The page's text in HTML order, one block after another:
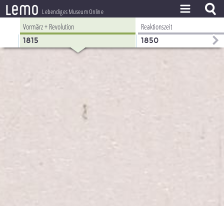
lemo Lebendiges Museum Online
ZEITSTRAHL
THEMEN
Vormärz + Revolution
1815
Reaktionszeit
1850